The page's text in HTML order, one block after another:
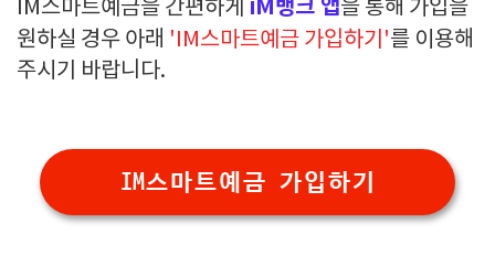
IM스마트예금을 간편하게 iM뱅크 앱을 통해 가입을
원하실 경우 아래 'IM스마트예금 가입하기'를 이용해
주시기 바랍니다.
IM스마트예금 가입하기